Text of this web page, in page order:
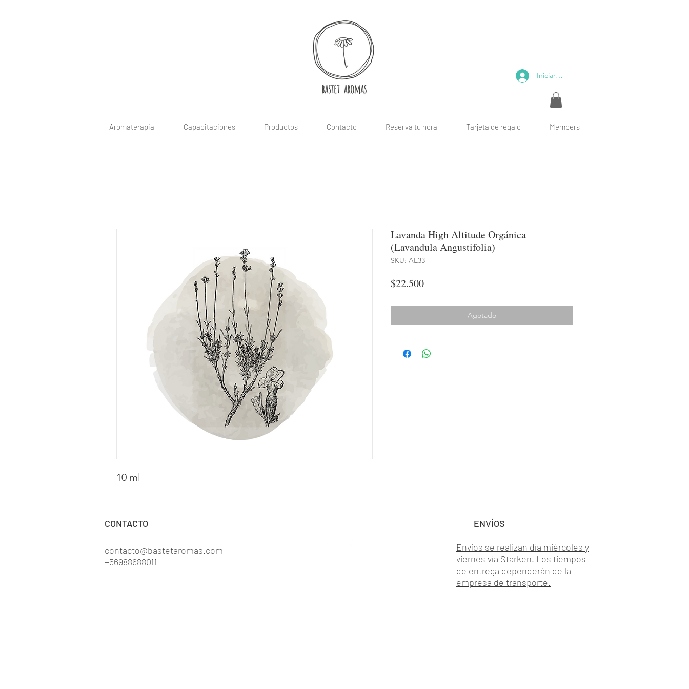
Iniciar sesión
Aromaterapia Capacitaciones Productos Contacto Reserva tu hora Tarjeta de regalo Members
10 ml
Lavanda High Altitude Orgánica
(Lavandula Angustifolia)
SKU: AE33
$22.500Precio
Agotado
contacto@bastetaromas.com
+56988688011
CONTACTO ENVÍOS
Envíos se realizan día miércoles y
viernes vía Starken. Los tiempos
de entrega dependerán de la
empresa de transporte.